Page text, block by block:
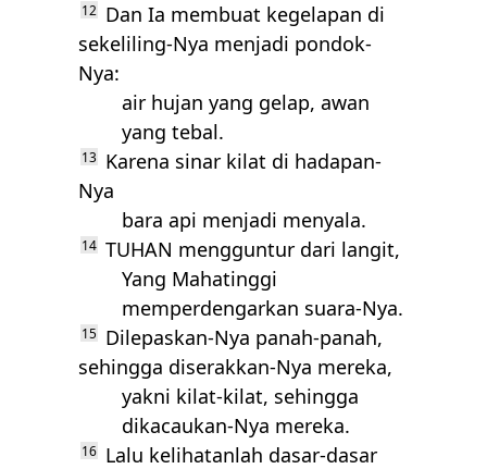
12
Dan Ia membuat kegelapan di
sekeliling-Nya menjadi pondok-
Nya:
air hujan yang gelap, awan
yang tebal.
13
Karena sinar kilat di hadapan-
Nya
bara api menjadi menyala.
14 TUHAN mengguntur dari langit,
Yang Mahatinggi
memperdengarkan suara-Nya.
15
Dilepaskan-Nya panah-panah,
sehingga diserakkan-Nya mereka,
yakni kilat-kilat, sehingga
dikacaukan-Nya mereka.
16 Lalu kelihatanlah dasar-dasar